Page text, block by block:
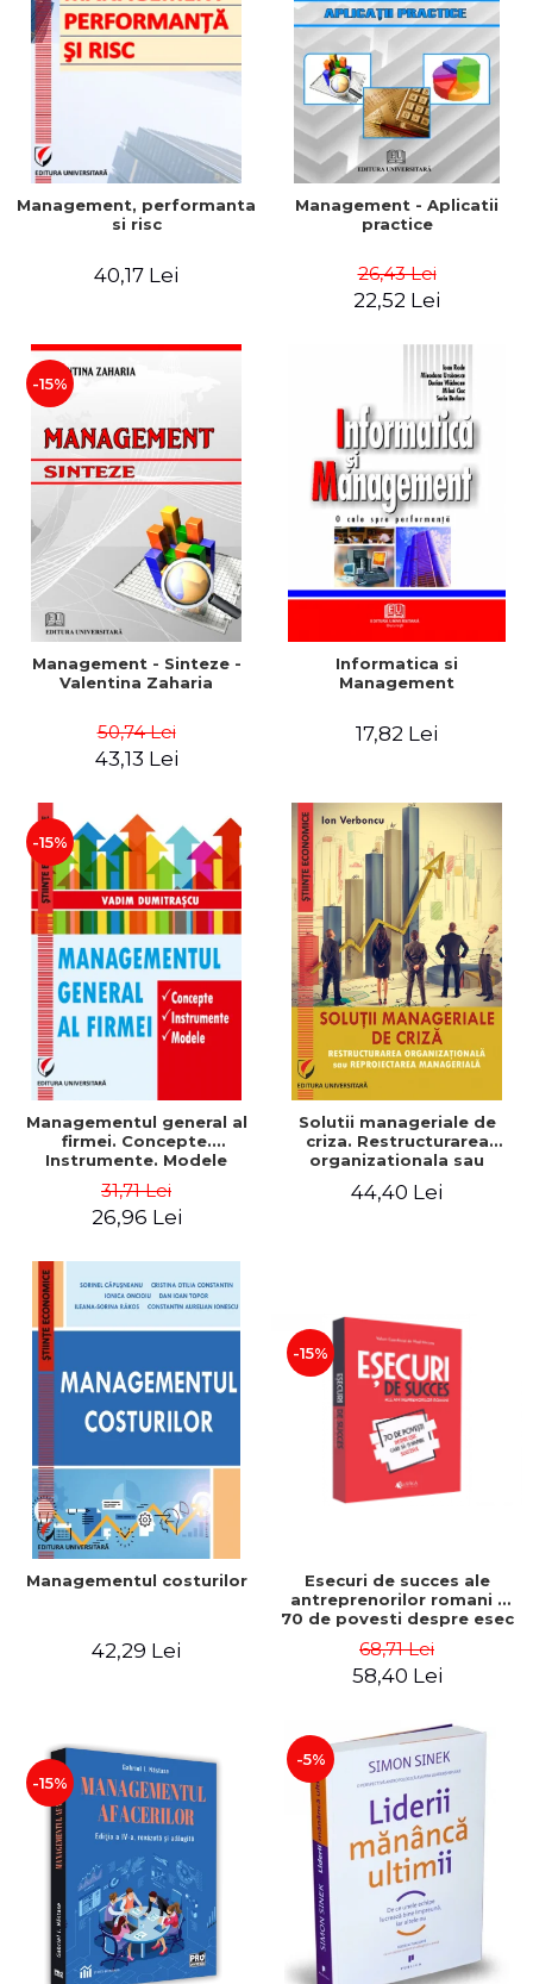
Management, performanta
si risc
40,17 Lei
Management - Aplicatii
practice
26,43 Lei
22,52 Lei
-15%
Management - Sinteze -
Valentina Zaharia
50,74 Lei
43,13 Lei
Informatica si
Management
17,82 Lei
-15%
Managementul general al
firmei. Concepte.
Instrumente. Modele
31,71 Lei
26,96 Lei
Solutii manageriale de
criza. Restructurarea
organizationala sau
44,40 Lei
Managementul costurilor
42,29 Lei
-15%
Esecuri de succes ale
antreprenorilor romani -
70 de povesti despre esec
68,71 Lei
58,40 Lei
-15%
-5%